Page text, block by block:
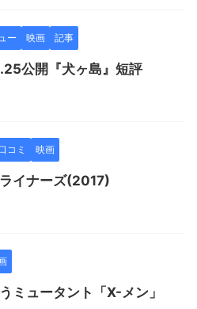
ー 映画 記事
公開『犬ヶ島』短評
コミ 映画
イナーズ(2017)
ミュータント「X-メン」